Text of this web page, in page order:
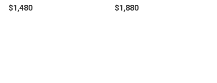
一起創作 | 趣味童玩 | 手作體驗
$1,480
一起創作 | 趣味童玩 | 手作體驗
$1,880